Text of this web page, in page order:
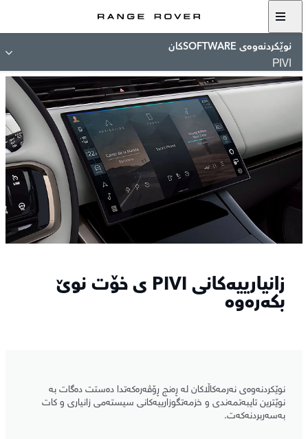
نوێکردنەوەی SOFTWAREکان
PIVI
زانیارییەکانی PIVI ی خۆت نوێ
بکەرەوە
نوێکردنەوەی نەرمەکاڵاکان لە ڕەنج ڕۆڤەرەکەتدا دەستت دەگات بە
نوێترین تایبەتمەندی و خزمەتگوزارییەکانی سیستەمی زانیاری و کات
بەسەربردنەکەت.